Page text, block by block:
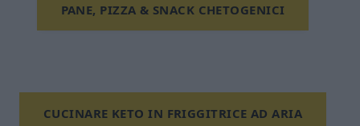
PANE, PIZZA & SNACK CHETOGENICI
CUCINARE KETO IN FRIGGITRICE AD ARIA